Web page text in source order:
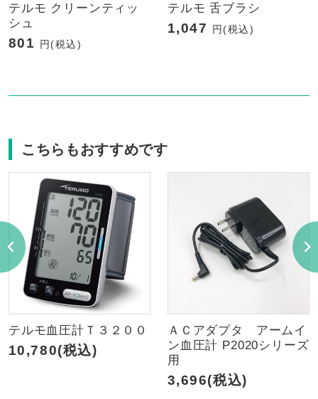
テルモ クリーンティッ
シュ
801 円(税込)
テルモ 舌ブラシ
1,047 円(税込)
こちらもおすすめです
テルモ血圧計Ｔ３２００
10,780(税込)
ＡＣアダプタ アームイ
ン血圧計 P2020シリーズ
用
3,696(税込)